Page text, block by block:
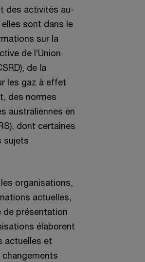
des activités au-
sont dans le
sur la
de l’Union
de la
les gaz à effet
des normes
australiennes en
dont certaines
sujets
organisations,
actuelles,
de présentation
élaborent
actuelles et